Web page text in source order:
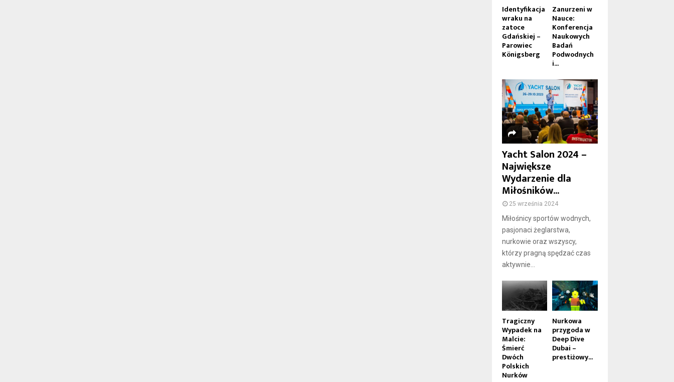
Identyfikacja
wraku na
zatoce
Gdańskiej –
Parowiec
Königsberg
Zanurzeni w
Nauce:
Konferencja
Naukowych
Badań
Podwodnych
i...
Yacht Salon 2024 –
Największe
Wydarzenie dla
Miłośników...
25 września 2024
Miłośnicy sportów wodnych,
pasjonaci żeglarstwa,
nurkowie oraz wszyscy,
którzy pragną spędzać czas
aktywnie...
Tragiczny
Wypadek na
Malcie:
Śmierć
Dwóch
Polskich
Nurków
Nurkowa
przygoda w
Deep Dive
Dubai –
prestiżowy...